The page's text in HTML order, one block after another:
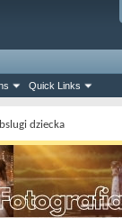
Quick Links
dziecka